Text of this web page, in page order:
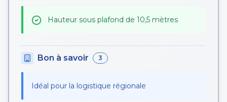
Hauteur sous plafond de 10,5 mètres
Bon à savoir 3
Idéal pour la logistique régionale